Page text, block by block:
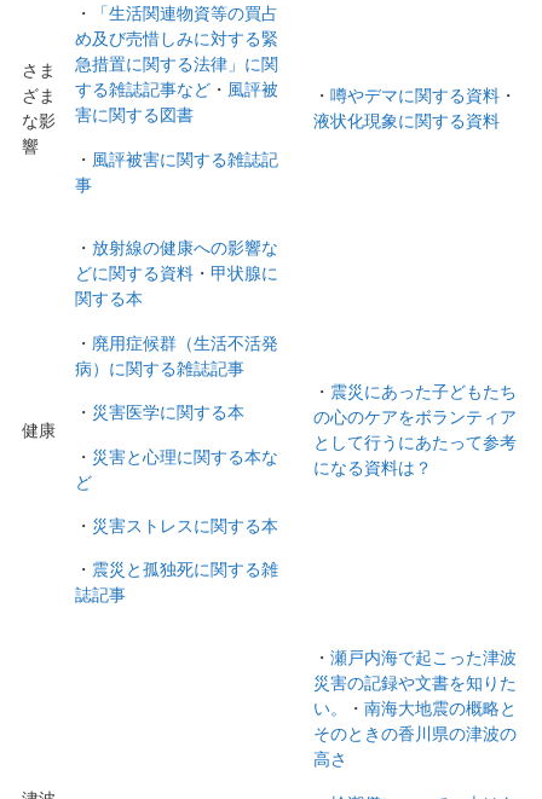
さま
ざま
な影
響
・
「生活関連物資等の買占
め及び売惜しみに対する緊
急措置に関する法律」に関
する雑誌記事など ・ 風評被
害に関する図書
・ 風評被害に関する雑誌記
事
・ 噂やデマに関する資料 ・
液状化現象に関する資料
健康
・ 放射線の健康への影響な
どに関する資料 ・ 甲状腺に
関する本
・ 廃用症候群（生活不活発
病）に関する雑誌記事
・ 災害医学に関する本
・ 災害と心理に関する本な
ど
・ 災害ストレスに関する本
・ 震災と孤独死に関する雑
誌記事
・ 震災にあった子どもたち
の心のケアをボランティア
として行うにあたって参考
になる資料は？
・ 瀬戸内海で起こった津波
災害の記録や文書を知りた
い。
・ 南海大地震の概略と
そのときの香川県の津波の
高さ